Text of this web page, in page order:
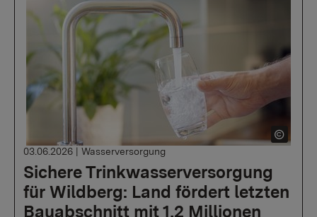
Sichere Trinkwasserversorgung
für Wildberg: Land fördert letzten
Bauabschnitt mit 1,2 Millionen
03.06.2026 | Wasserversorgung